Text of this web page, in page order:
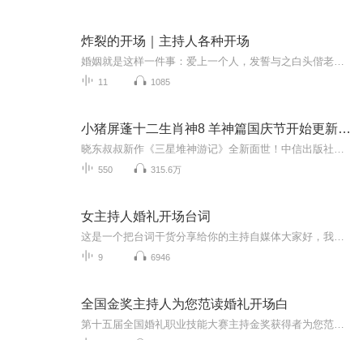
炸裂的开场｜主持人各种开场
11 1085
小猪屏蓬十二生肖神8 羊神篇国庆节开始更新啦！
550 315.6万
女主持人婚礼开场台词
9 6946
全国金奖主持人为您范读婚礼开场白